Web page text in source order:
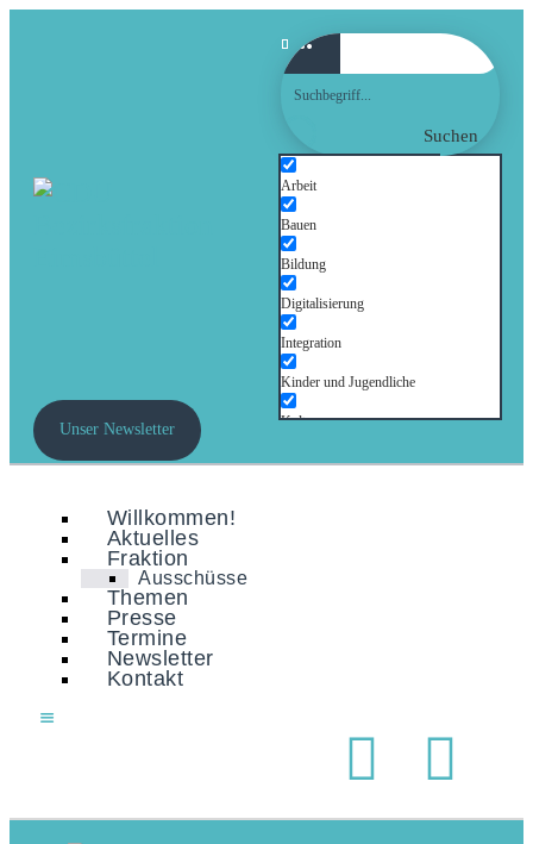
Suchen
Arbeit
Bauen
Bildung
Digitalisierung
Integration
Kinder und Jugendliche
Kultur
Mobilität
Unser Newsletter
Willkommen!
Aktuelles
Fraktion
Ausschüsse
Themen
Presse
Termine
Newsletter
Kontakt